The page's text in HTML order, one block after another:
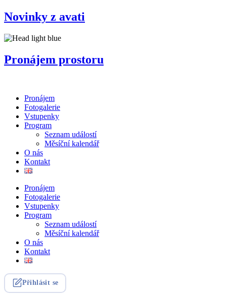
Přejít
k
obsahu
Novinky z avati
Pronájem prostoru
Pronájem
Fotogalerie
Vstupenky
Program
Seznam událostí
Měsíční kalendář
O nás
Kontakt
Pronájem
Fotogalerie
Vstupenky
Program
Seznam událostí
Měsíční kalendář
O nás
Kontakt
Přihlásit se